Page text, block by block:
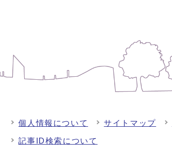
個人情報について サイトマップ
記事ID検索について